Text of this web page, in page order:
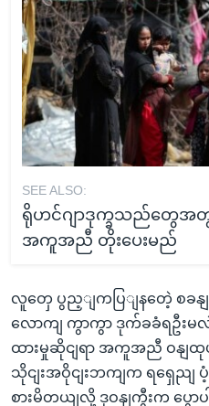
SEE ALSO:
ရိုဟင်ဂျာဒုက္ခသည်တွေ
အကူအညီ တိုးပေးမည်
လူတှေ ပွည့ျကပြျနတေဲ့ စခန
လောကျ ကွာကွာ ဒုက်ခခံရဦးမလဲ
ထားမှုဆိုငျရာ အကူအညီ ဝနျထု
သိုငျးအဝိုငျးဘကျက ရရှေညျ ပံ့
စားမိတယျလို့ ဒုဝနျကွီးက ပွော